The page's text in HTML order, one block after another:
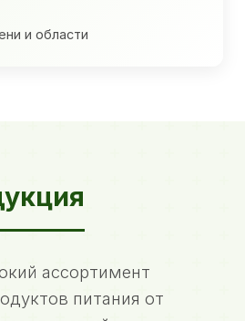
и области
ассортимент
питания от